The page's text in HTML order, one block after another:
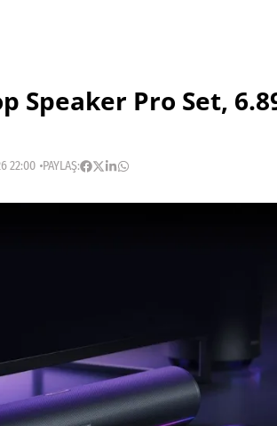
Speaker Pro Set,
22:00 PAYLAŞ: